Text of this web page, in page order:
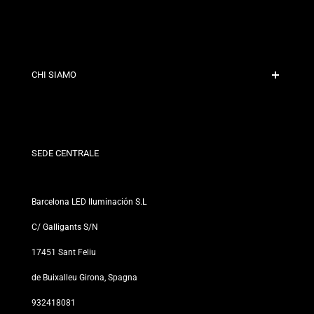
Contatto
CHI SIAMO
I nostri negozi
SEDE CENTRALE
Barcelona LED Iluminación S.L
C/ Galligants S/N
17451 Sant Feliu
de Buixalleu Girona, Spagna
932418081